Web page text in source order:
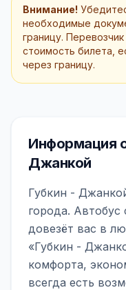
Внимание!
необходимые
границу.
стоимость билета,
через границу.
Информация
Джанкой
Губкин -
города.
довезёт вас в
«Губкин -
комфорта,
всегда есть